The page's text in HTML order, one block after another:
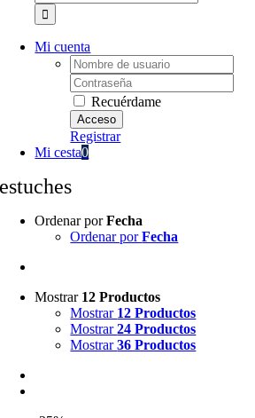
Mi cuenta
Username:
Password:
Recuérdame
Registrar
Mi cesta0
estuches
Ordenar porFecha
Ordenar porFecha
Mostrar 12 Productos
Mostrar 12 Productos
Mostrar24 Productos
Mostrar36 Productos